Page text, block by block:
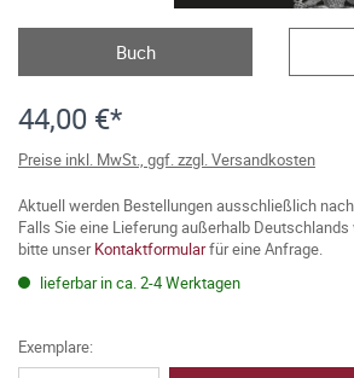
Buch
44,00 €*
Preise inkl. MwSt., ggf. zzgl. Versandkosten
Aktuell werden Bestellungen ausschließlich
Falls Sie eine Lieferung außerhalb
bitte unserKontaktformularfür eine Anfrage.
lieferbar in ca. 2-4 Werktagen
Exemplare: